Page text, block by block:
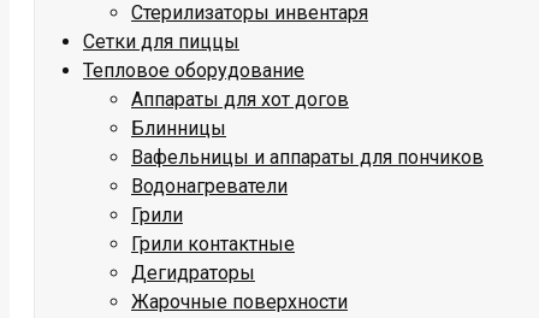
Стерилизаторы инвентаря
Сетки для пиццы
Тепловое оборудование
Аппараты для хот догов
Блинницы
Вафельницы и аппараты для пончиков
Водонагреватели
Грили
Грили контактные
Дегидраторы
Жарочные поверхности